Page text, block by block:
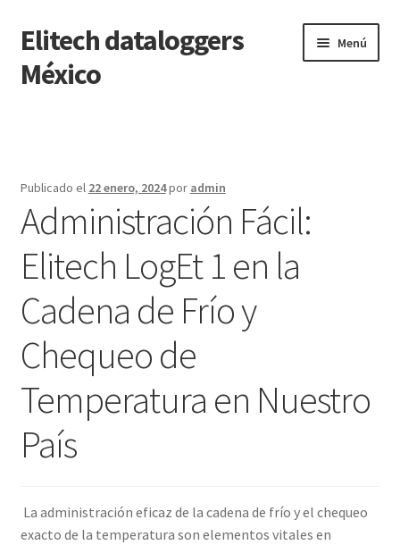
Saltar
a
navegación
Ir
al
contenido
Elitech dataloggers
México
Menú
Finalizar compra
Mi cuenta
Página de ejemplo
Tienda
Publicado el 22 enero, 2024por admin
Administración Fácil:
Elitech LogEt 1 en la
Cadena de Frío y
Chequeo de
Temperatura en Nuestro
País
La administración eficaz de la cadena de frío y el chequeo
exacto de la temperatura son elementos vitales en